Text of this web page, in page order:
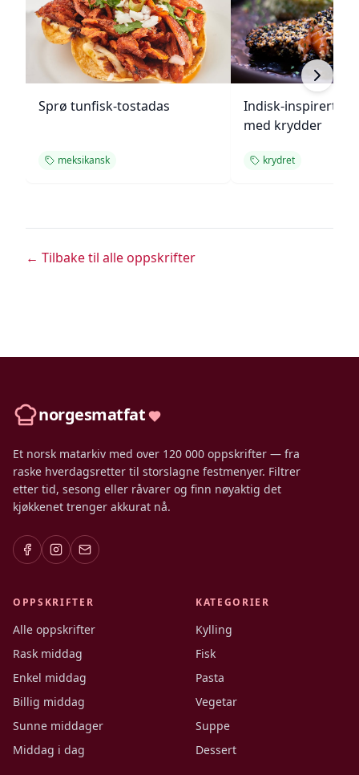
Sprø tunfisk-tostadas
meksikansk
Indisk-inspirert
med krydder
krydret
← Tilbake til alle oppskrifter
norgesmatfat
Et norsk matarkiv med over 120 000 oppskrifter — fra
raske hverdagsretter til storslagne festmenyer. Filtrer
etter tid, sesong eller råvarer og finn nøyaktig det
kjøkkenet trenger akkurat nå.
OPPSKRIFTER
Alle oppskrifter
Rask middag
Enkel middag
Billig middag
Sunne middager
Middag i dag
KATEGORIER
Kylling
Fisk
Pasta
Vegetar
Suppe
Dessert